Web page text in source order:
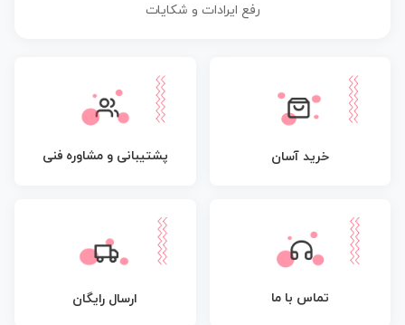
رفع ایرادات و شکایات
خرید آسان پشتیبانی و مشاوره فنی
تماس با ما ارسال رایگان